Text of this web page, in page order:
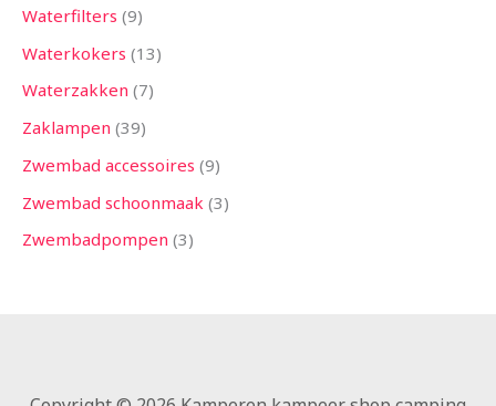
Waterfilters 9
Waterkokers 13
Waterzakken 7
Zaklampen 39
Zwembad accessoires 9
Zwembad schoonmaak 3
Zwembadpompen 3